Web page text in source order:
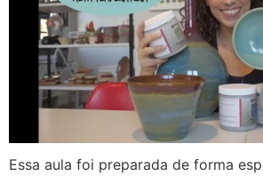
Essa aula foi preparada de forma